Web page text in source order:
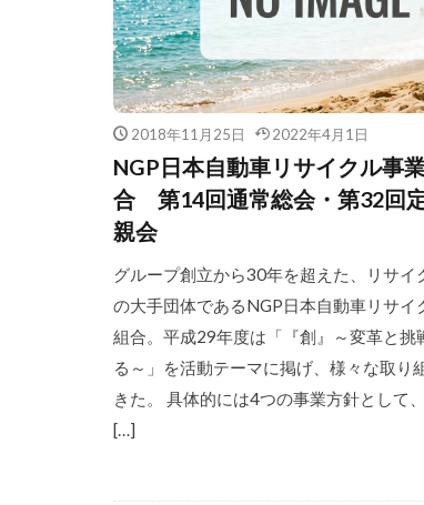
2018年11月25日 2022年4月1日
NGP日本自動車リサイクル事
合 第14回通常総会・第32回
親会
グループ創立から30年を超えた、リサイ
の大手団体であるNGP日本自動車リサイ
組合。平成29年度は「『創』～変革と挑
る～」を活動テーマに掲げ、様々な取り
きた。 具体的には4つの事業方針として
[…]